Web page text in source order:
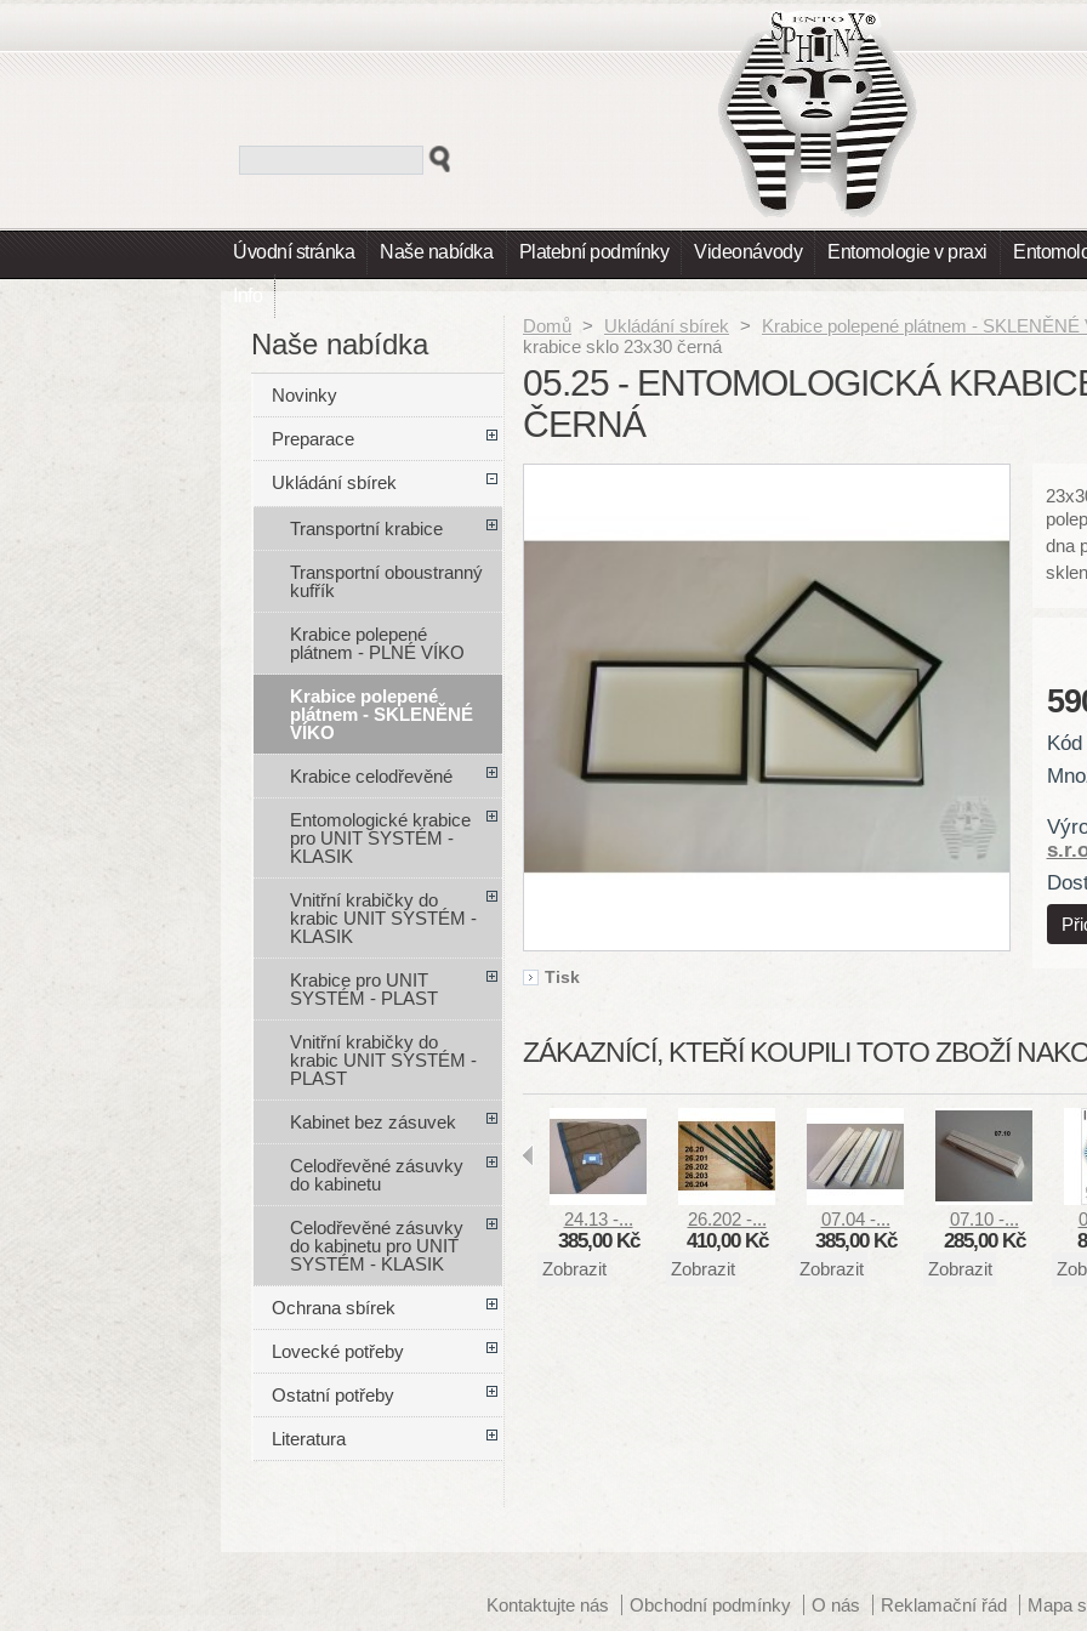
Úvodní stránka Naše nabídka Platební podmínky Videonávody Entomologie v praxi
Info
Domů > Ukládání sbírek > Krabice polepené plátnem - SKLENĚNÉ
krabice sklo 23x30 černá
05.25 - ENTOMOLOGICKÁ
ČERNÁ
Tisk
dna
ZÁKAZNÍCÍ, KTEŘÍ KOUPILI TOTO ZBOŽÍ
24.13 -...
385,00 Kč
Zobrazit
26.202 -...
410,00 Kč
Zobrazit
07.04 -...
385,00 Kč
Zobrazit
07.10 -...
285,00 Kč
Zobrazit
Naše nabídka
Novinky
Preparace
Ukládání sbírek
Transportní krabice
Transportní oboustranný
kufřík
Krabice polepené
plátnem - PLNÉ VÍKO
Krabice polepené
plátnem - SKLENĚNÉ
VÍKO
Krabice celodřevěné
Entomologické krabice
pro UNIT SYSTÉM -
KLASIK
Vnitřní krabičky do
krabic UNIT SYSTÉM -
KLASIK
Krabice pro UNIT
SYSTÉM - PLAST
Vnitřní krabičky do
krabic UNIT SYSTÉM -
PLAST
Kabinet bez zásuvek
Celodřevěné zásuvky
do kabinetu
Celodřevěné zásuvky
do kabinetu pro UNIT
SYSTÉM - KLASIK
Ochrana sbírek
Lovecké potřeby
Ostatní potřeby
Literatura
Kontaktujte nás Obchodní podmínky O nás Reklamační řád Mapa